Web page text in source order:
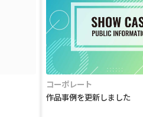
コーポレート
作品事例を更新しました